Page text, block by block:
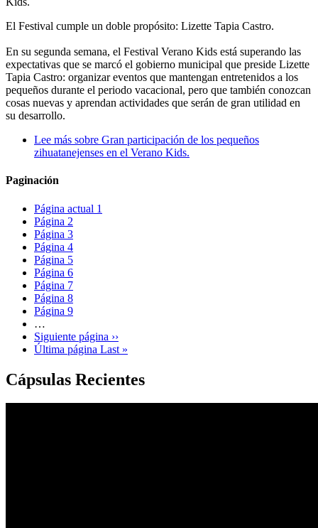
El Festival cumple un doble propósito: Lizette Tapia Castro.
En su segunda semana, el Festival Verano Kids está superando las
expectativas que se marcó el gobierno municipal que preside Lizette
Tapia Castro: organizar eventos que mantengan entretenidos a los
pequeños durante el periodo vacacional, pero que también conozcan
cosas nuevas y aprendan actividades que serán de gran utilidad en
su desarrollo.
Lee más sobre Gran participación de los pequeños
zihuatanejenses en el Verano Kids.
Paginación
Página actual 1
Página 2
Página 3
Página 4
Página 5
Página 6
Página 7
Página 8
Página 9
…
Siguiente página ››
Última página Last »
Cápsulas Recientes